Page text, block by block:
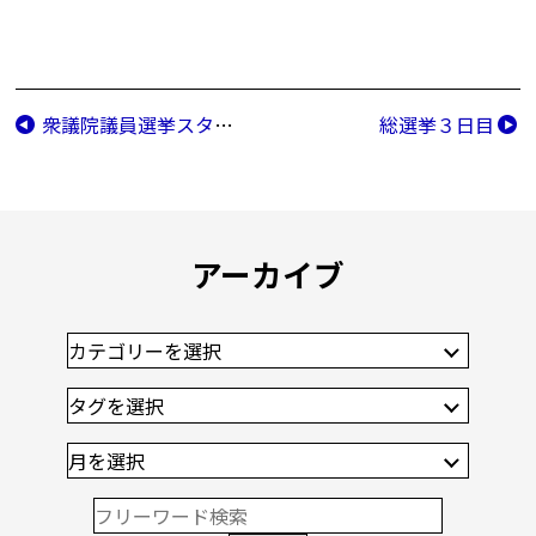
衆議院議員選挙スタート 総選挙３日目
アーカイブ